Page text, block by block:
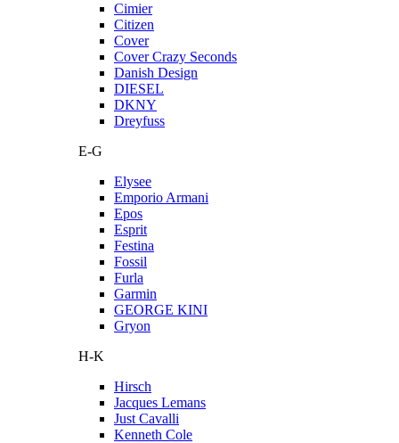
Cimier
Citizen
Cover
Cover Crazy Seconds
Danish Design
DIESEL
DKNY
Dreyfuss
E-G
Elysee
Emporio Armani
Epos
Esprit
Festina
Fossil
Furla
Garmin
GEORGE KINI
Gryon
H-K
Hirsch
Jacques Lemans
Just Cavalli
Kenneth Cole